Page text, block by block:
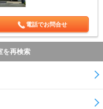
電話でお問合せ
を再検索